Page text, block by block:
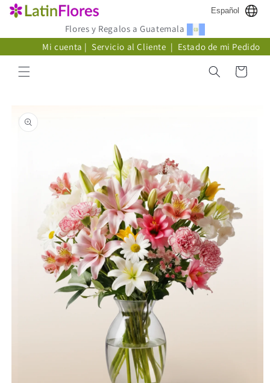
directamente
Español
Flores y Regalos a Guatemala
Mi cuenta | Servicio al Cliente | Estado de mi Pedido
Carrito
información